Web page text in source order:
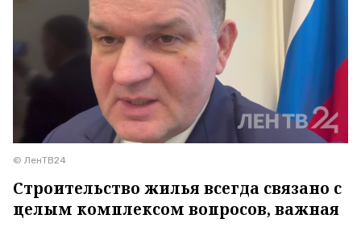
© ЛенТВ24
Строительство жилья всегда связано с
целым комплексом вопросов, важная